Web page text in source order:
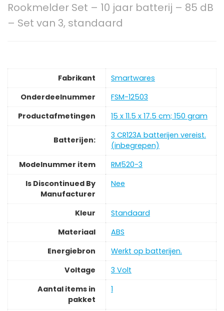
Rookmelder Set – 10 jaar batterij – 85 dB
– Set van 3, standaard
Fabrikant
‎Smartwares
Onderdeelnummer
‎FSM-12503
Productafmetingen
‎15 x 11.5 x 17.5 cm; 150 gram
Batterijen:
‎3 CR123A batterijen vereist.
(inbegrepen)
Modelnummer item
‎RM520-3
Is Discontinued By
Manufacturer
‎Nee
Kleur
‎Standaard
Materiaal
‎ABS
Energiebron
‎Werkt op batterijen.
Voltage
‎3 Volt
Aantal items in
pakket
‎1